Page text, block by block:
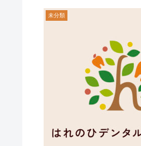
未分類